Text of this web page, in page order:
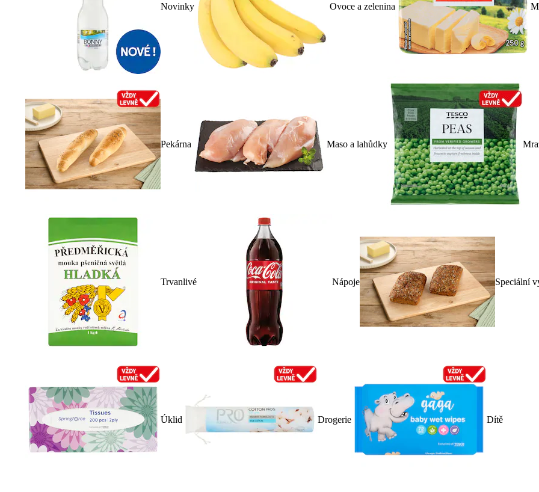
Novinky Ovoce a zelenina
Pekárna Maso a lahůdky
Trvanlivé Nápoje Speciální
Úklid Drogerie Dítě